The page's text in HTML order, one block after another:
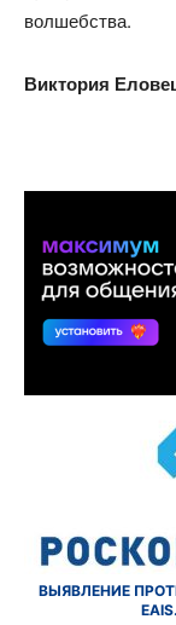
волшебства.
Виктория
ВЫЯВЛЕНИЕ